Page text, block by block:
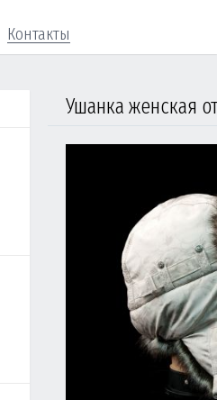
Контакты
Ушанка женская